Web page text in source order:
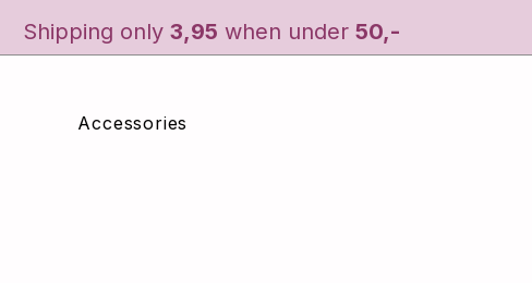
Shipping only3,95 when under50,-
Accessories